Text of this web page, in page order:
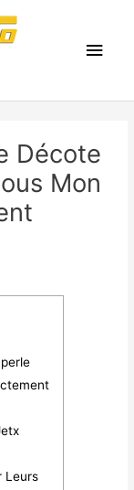
Décote
Mon
Leurs